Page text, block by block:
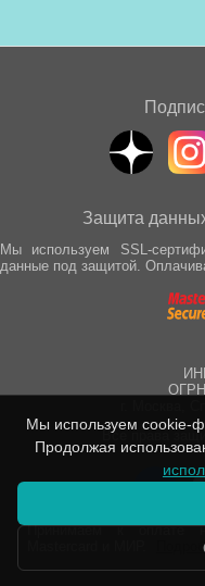
Защита
Мы используем SSL-
данные под защитой.
Все права
Принимаем к оплате
Мы используем cookie-
Продолжая